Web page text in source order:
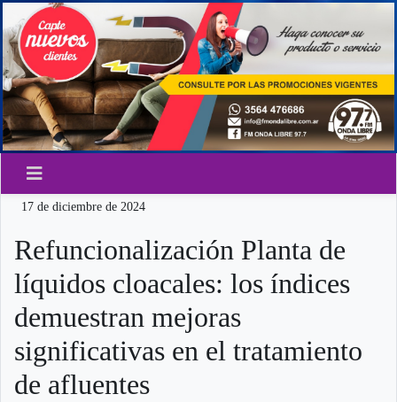
17 de diciembre de 2024
Refuncionalización Planta de
líquidos cloacales: los índices
demuestran mejoras
significativas en el tratamiento
de afluentes